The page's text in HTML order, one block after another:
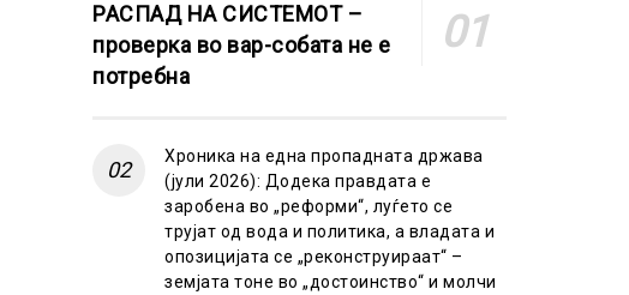
РАСПАД НА СИСТЕМОТ –
проверка во вар-собата не е
потребна
Хроника на една пропадната држава
(јули 2026): Додека правдата е
заробена во „реформи“, луѓето се
трујат од вода и политика, а владата и
опозицијата се „реконструираат“ –
земјата тоне во „достоинство“ и молчи